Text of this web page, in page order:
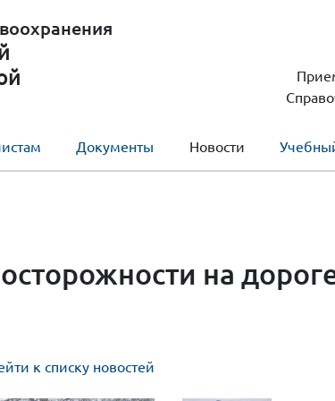
Документы Новости
на
к списку новостей